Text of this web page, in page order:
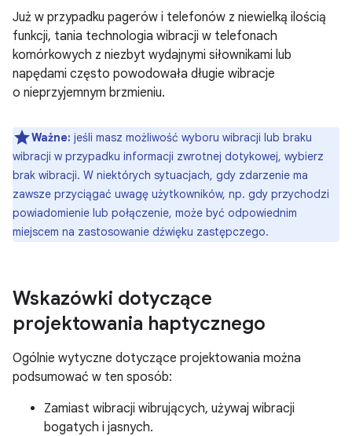
Już w przypadku pagerów i telefonów z niewielką ilością
funkcji, tania technologia wibracji w telefonach
komórkowych z niezbyt wydajnymi siłownikami lub
napędami często powodowała długie wibracje
o nieprzyjemnym brzmieniu.
Ważne: jeśli masz możliwość wyboru wibracji lub braku
wibracji w przypadku informacji zwrotnej dotykowej, wybierz
brak wibracji. W niektórych sytuacjach, gdy zdarzenie ma
zawsze przyciągać uwagę użytkowników, np. gdy przychodzi
powiadomienie lub połączenie, może być odpowiednim
miejscem na zastosowanie dźwięku zastępczego.
Wskazówki dotyczące
projektowania haptycznego
Ogólnie wytyczne dotyczące projektowania można
podsumować w ten sposób:
Zamiast wibracji wibrujących, używaj wibracji
bogatych i jasnych.